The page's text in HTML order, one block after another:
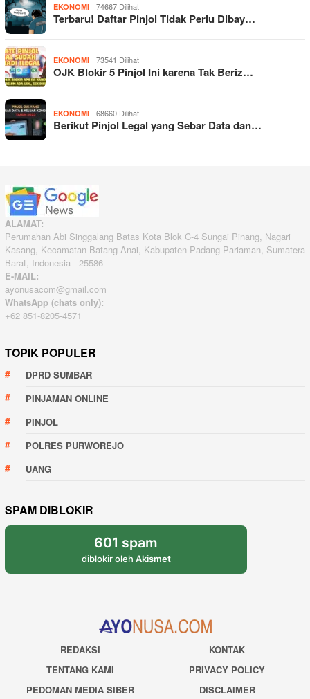
EKONOMI 74667 Dilihat
Terbaru! Daftar Pinjol Tidak Perlu Dibay…
EKONOMI 73541 Dilihat
OJK Blokir 5 Pinjol Ini karena Tak Beriz…
EKONOMI 68660 Dilihat
Berikut Pinjol Legal yang Sebar Data dan…
ALAMAT:
Perumahan Abi Singgalang Batas Kota Blok C-4 Sungai Pinang, Nagari
Kasang, Kecamatan Batang Anai, Kabupaten Padang Pariaman, Sumatera
Barat, Indonesia - 25586
E-MAIL:
ayonusacom@gmail.com
WhatsApp (chats only):
+62 851-8205-4571
TOPIK POPULER
DPRD SUMBAR
PINJAMAN ONLINE
PINJOL
POLRES PURWOREJO
UANG
SPAM DIBLOKIR
601 spam
diblokir oleh Akismet
REDAKSI
KONTAK
TENTANG KAMI
PRIVACY POLICY
PEDOMAN MEDIA SIBER
DISCLAIMER